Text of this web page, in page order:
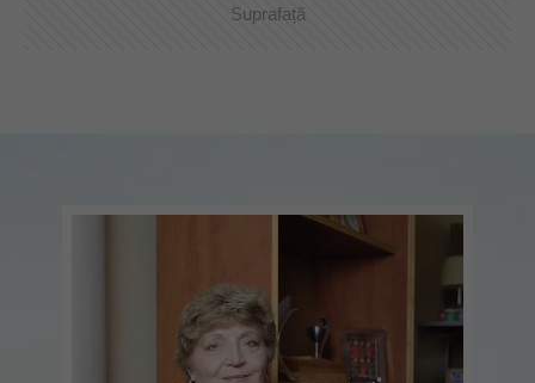
Suprafață